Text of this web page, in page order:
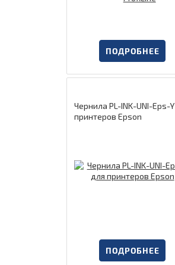
ПОДРОБНЕЕ
Чернила PL-INK-UNI-Eps-Y для
принтеров Epson
ПОДРОБНЕЕ